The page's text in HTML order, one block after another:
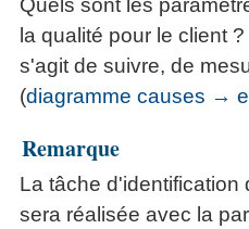
Quels sont les
la qualité pour le client
s'agit de suivre, de
(diagramme causes →
Remarque
La tâche d'identification
sera réalisée avec la